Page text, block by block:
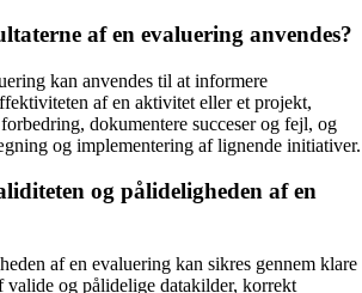
af en evaluering anvendes?
kan anvendes til at informere
af en aktivitet eller et projekt,
dokumentere succeser og fejl, og
og implementering af lignende initiativer.
og pålideligheden af en
af en evaluering kan sikres gennem klare
valide og pålidelige datakilder, korrekt